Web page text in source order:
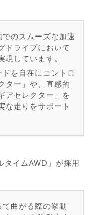
でのスムーズな加速
ドライブにおいて
しています。
を自在にコントロ
ター」や、直感的
アセレクター」を
な走りをサポート
タイムAWD」が採用
曲がる際の挙動